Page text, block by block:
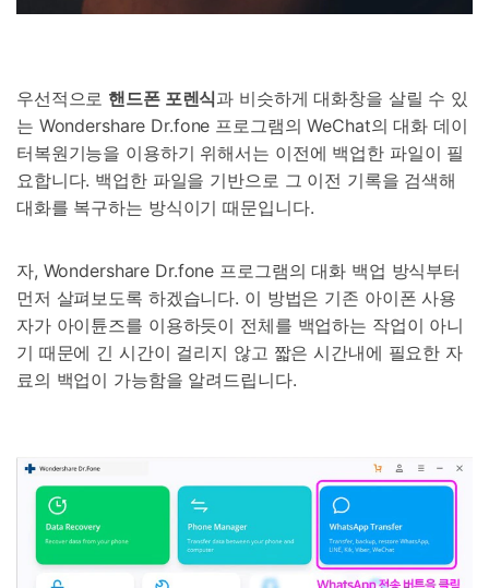
우선적으로 핸드폰 포렌식과 비슷하게 대화창을 살릴 수 있
는 Wondershare Dr.fone 프로그램의 WeChat의 대화 데이
터복원기능을 이용하기 위해서는 이전에 백업한 파일이 필
요합니다. 백업한 파일을 기반으로 그 이전 기록을 검색해
대화를 복구하는 방식이기 때문입니다.
자, Wondershare Dr.fone 프로그램의 대화 백업 방식부터
먼저 살펴보도록 하겠습니다. 이 방법은 기존 아이폰 사용
자가 아이튠즈를 이용하듯이 전체를 백업하는 작업이 아니
기 때문에 긴 시간이 걸리지 않고 짧은 시간내에 필요한 자
료의 백업이 가능함을 알려드립니다.